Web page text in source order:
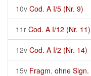
10v Cod. A I/5 (Nr. 9)
11r Cod. A I/12 (Nr. 11)
12v Cod. A I/2 (Nr. 14)
15v Fragm. ohne